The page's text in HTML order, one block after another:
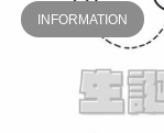
INFORMATION